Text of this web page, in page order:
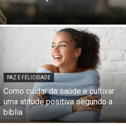
PAZ E FELICIDADE
Como cuidar da saúde e cultivar
uma atitude positiva segundo a
bíblia